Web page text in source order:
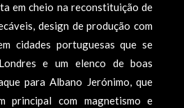
em cheio na reconstituição de
design de produção com
cidades portuguesas que se
e um elenco de boas
para Albano Jerónimo, que
principal com magnetismo e